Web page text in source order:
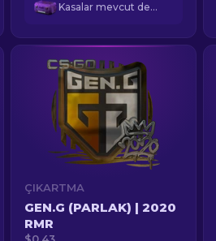
Kasalar mevcut değil
ÇIKARTMA
GEN.G (PARLAK) | 2020
RMR